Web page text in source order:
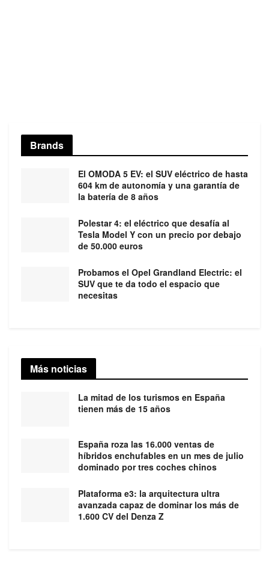
Brands
El OMODA 5 EV: el SUV eléctrico de hasta
604 km de autonomía y una garantía de
la batería de 8 años
Polestar 4: el eléctrico que desafía al
Tesla Model Y con un precio por debajo
de 50.000 euros
Probamos el Opel Grandland Electric: el
SUV que te da todo el espacio que
necesitas
Más noticias
La mitad de los turismos en España
tienen más de 15 años
España roza las 16.000 ventas de
híbridos enchufables en un mes de julio
dominado por tres coches chinos
Plataforma e3: la arquitectura ultra
avanzada capaz de dominar los más de
1.600 CV del Denza Z